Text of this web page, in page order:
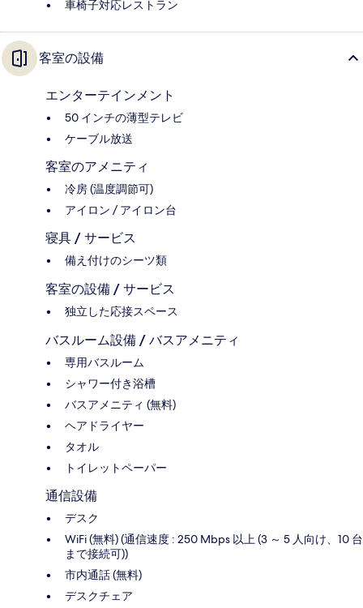
車椅子対応レストラン
客室の設備
エンターテインメント
50 インチの薄型テレビ
ケーブル放送
客室のアメニティ
冷房 (温度調節可)
アイロン / アイロン台
寝具 / サービス
備え付けのシーツ類
客室の設備 / サービス
独立した応接スペース
バスルーム設備 / バスアメニティ
専用バスルーム
シャワー付き浴槽
バスアメニティ (無料)
ヘアドライヤー
タオル
トイレットペーパー
通信設備
デスク
WiFi (無料) (通信速度 : 250 Mbps 以上 (3 ～ 5 人向け、10 台
まで接続可))
市内通話 (無料)
デスクチェア